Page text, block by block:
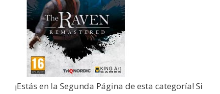
¡Estás en la Segunda Página de esta categoría! Si